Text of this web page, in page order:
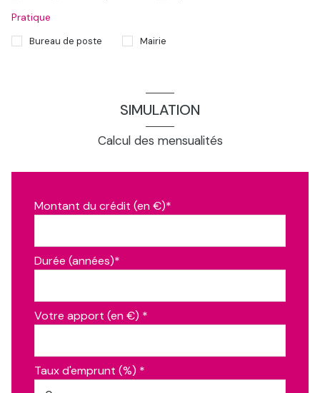
Pratique
Bureau de poste Mairie
SIMULATION
Calcul des mensualités
Montant du crédit (en €)*
Durée (années)*
Votre apport (en €) *
Taux d'emprunt (%) *